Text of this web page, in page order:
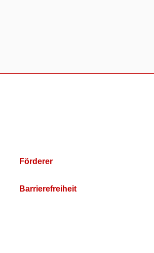
Förderer
Barrierefreiheit